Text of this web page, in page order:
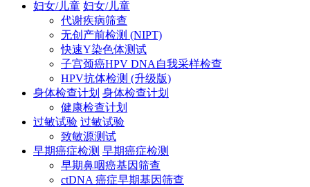
妇女/儿童 妇女/儿童
代谢疾病筛查
无创产前检测 (NIPT)
快速Y染色体测试
子宫颈癌HPV DNA自我采样检查
HPV抗体检测 (升级版)
身体检查计划 身体检查计划
健康检查计划
过敏试验 过敏试验
致敏源测试
早期癌症检测 早期癌症检测
早期鼻咽癌基因筛查
ctDNA 癌症早期基因筛查